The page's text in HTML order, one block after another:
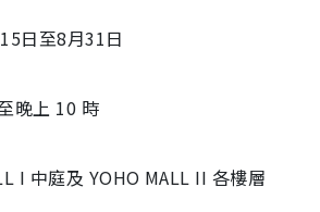
日至8月31日
晚上 10 時
I 中庭及 YOHO MALL II 各樓層